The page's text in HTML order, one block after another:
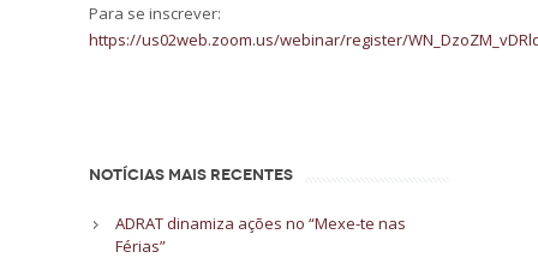
Para se inscrever:
https://us02web.zoom.us/webinar/register/
NOTÍCIAS MAIS RECENTES
ADRAT dinamiza ações no “Mexe-te nas
Férias”